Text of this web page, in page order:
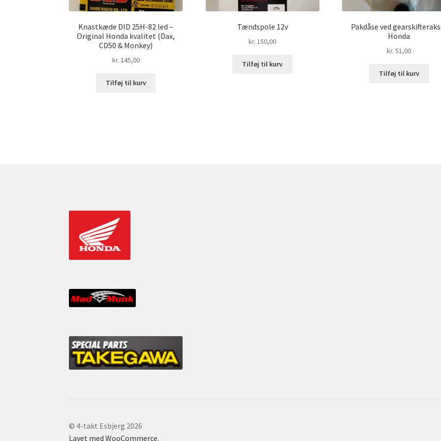
Knastkæde DID 25H-82 led –
Original Honda kvalitet (Dax,
CD50 & Monkey)
kr. 145,00
Tilføj til kurv
Tændspole 12v
kr. 150,00
Tilføj til kurv
Pakdåse ved
Honda
kr. 51,00
Tilføj til kurv
© 4-takt Esbjerg 2026
Lavet med WooCommerce.